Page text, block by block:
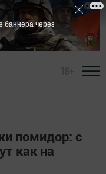
помидор: с
как на
баннера через